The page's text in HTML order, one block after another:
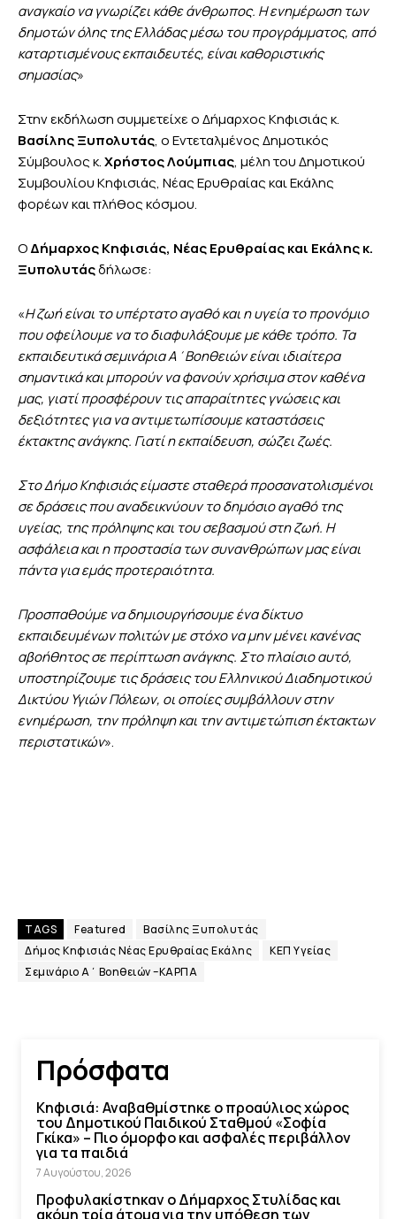
αναγκαίο να γνωρίζει κάθε άνθρωπος. Η ενημέρωση των
δημοτών όλης της Ελλάδας μέσω του προγράμματος, από
καταρτισμένους εκπαιδευτές, είναι καθοριστικής
σημασίας»
Στην εκδήλωση συμμετείχε ο Δήμαρχος Κηφισιάς κ.
Βασίλης Ξυπολυτάς, ο Εντεταλμένος Δημοτικός
Σύμβουλος κ.Χρήστος Λούμπιας, μέλη του Δημοτικού
Συμβουλίου Κηφισιάς, Νέας Ερυθραίας και Εκάλης
φορέων και πλήθος κόσμου.
ΟΔήμαρχος Κηφισιάς, Νέας Ερυθραίας και Εκάλης κ.
Ξυπολυτάςδήλωσε:
«Η ζωή είναι το υπέρτατο αγαθό και η υγεία το προνόμιο
που οφείλουμε να το διαφυλάξουμε με κάθε τρόπο. Τα
εκπαιδευτικά σεμινάρια Α΄Βοηθειών είναι ιδιαίτερα
σημαντικά και μπορούν να φανούν χρήσιμα στον καθένα
μας, γιατί προσφέρουν τις απαραίτητες γνώσεις και
δεξιότητες για να αντιμετωπίσουμε καταστάσεις
έκτακτης ανάγκης. Γιατί η εκπαίδευση, σώζει ζωές.
Στο Δήμο Κηφισιάς είμαστε σταθερά προσανατολισμένοι
σε δράσεις που αναδεικνύουν το δημόσιο αγαθό της
υγείας, της πρόληψης και του σεβασμού στη ζωή. Η
ασφάλεια και η προστασία των συνανθρώπων μας είναι
πάντα για εμάς προτεραιότητα.
Προσπαθούμε να δημιουργήσουμε ένα δίκτυο
εκπαιδευμένων πολιτών με στόχο να μην μένει κανένας
αβοήθητος σε περίπτωση ανάγκης. Στο πλαίσιο αυτό,
υποστηρίζουμε τις δράσεις του Ελληνικού Διαδημοτικού
Δικτύου Υγιών Πόλεων, οι οποίες συμβάλλουν στην
ενημέρωση, την πρόληψη και την αντιμετώπιση έκτακτων
περιστατικών».
TAGS Featured
Βασίλης Ξυπολυτάς
Δήμος Κηφισιάς Νέας Ερυθραίας Εκάλης
ΚΕΠ Υγείας
Σεμινάριο Α΄ Βοηθειών –ΚΑΡΠΑ
Πρόσφατα
Κηφισιά: Αναβαθμίστηκε ο προαύλιος χώρος
του Δημοτικού Παιδικού Σταθμού «Σοφία
Γκίκα» – Πιο όμορφο και ασφαλές περιβάλλον
για τα παιδιά
7 Αυγούστου, 2026
Προφυλακίστηκαν ο Δήμαρχος Στυλίδας και
ακόμη τρία άτομα για την υπόθεση των